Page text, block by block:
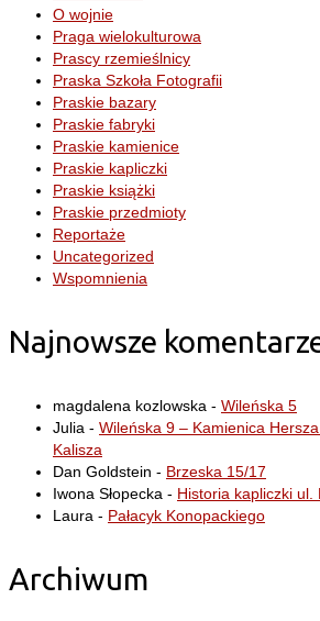
O wojnie
Praga wielokulturowa
Prascy rzemieślnicy
Praska Szkoła Fotografii
Praskie bazary
Praskie fabryki
Praskie kamienice
Praskie kapliczki
Praskie książki
Praskie przedmioty
Reportaże
Uncategorized
Wspomnienia
Najnowsze
magdalena kozlowska - Wileńska 5
Julia - Wileńska 9 – Kamienica
Kalisza
Dan Goldstein - Brzeska 15/17
Iwona Słopecka - Historia kapliczki ul.
Laura - Pałacyk Konopackiego
Archiwum